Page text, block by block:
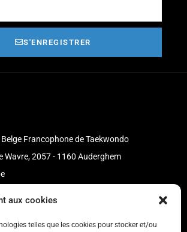
aux cookies
telles que les cookies pour stocker et/ou
S'ENREGISTRER
Francophone de Taekwondo
Wavre, 2057 - 1160 Auderghem